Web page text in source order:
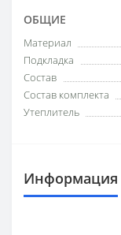
ОБЩИЕ
Материал
Подкладка
Состав
Состав комплекта
Утеплитель
Информация